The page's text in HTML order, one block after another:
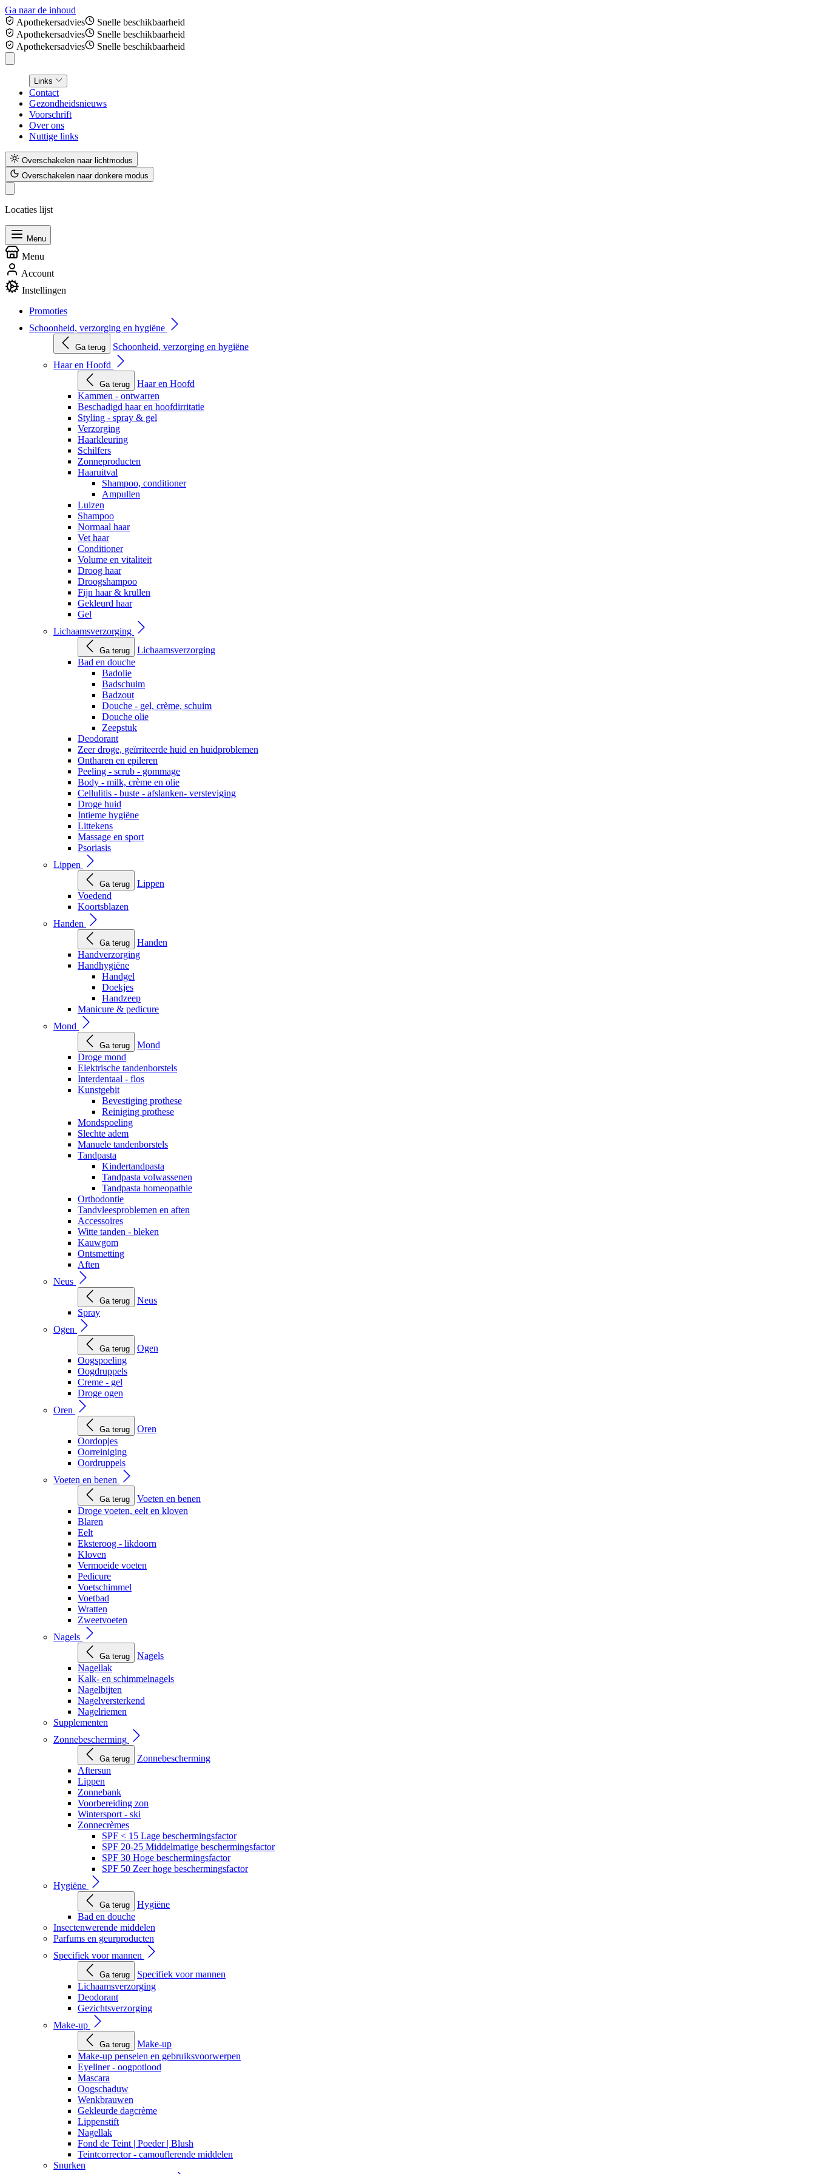
Ga naar de inhoud
Apothekersadvies
Snelle beschikbaarheid
Apothekersadvies
Snelle beschikbaarheid
Apothekersadvies
Snelle beschikbaarheid
Links
Contact
Gezondheidsnieuws
Voorschrift
Over ons
Nuttige links
Overschakelen naar lichtmodus
Overschakelen naar donkere modus
Locaties lijst
Menu
Menu
Account
Instellingen
Promoties
Schoonheid, verzorging en hygiëne
Ga terug
Schoonheid, verzorging en hygiëne
Haar en Hoofd
Ga terug
Haar en Hoofd
Kammen - ontwarren
Beschadigd haar en hoofdirritatie
Styling - spray & gel
Verzorging
Haarkleuring
Schilfers
Zonneproducten
Haaruitval
Shampoo, conditioner
Ampullen
Luizen
Shampoo
Normaal haar
Vet haar
Conditioner
Volume en vitaliteit
Droog haar
Droogshampoo
Fijn haar & krullen
Gekleurd haar
Gel
Lichaamsverzorging
Ga terug
Lichaamsverzorging
Bad en douche
Badolie
Badschuim
Badzout
Douche - gel, crème, schuim
Douche olie
Zeepstuk
Deodorant
Zeer droge, geïrriteerde huid en huidproblemen
Ontharen en epileren
Peeling - scrub - gommage
Body - milk, crème en olie
Cellulitis - buste - afslanken- versteviging
Droge huid
Intieme hygiëne
Littekens
Massage en sport
Psoriasis
Lippen
Ga terug
Lippen
Voedend
Koortsblazen
Handen
Ga terug
Handen
Handverzorging
Handhygiëne
Handgel
Doekjes
Handzeep
Manicure & pedicure
Mond
Ga terug
Mond
Droge mond
Elektrische tandenborstels
Interdentaal - flos
Kunstgebit
Bevestiging prothese
Reiniging prothese
Mondspoeling
Slechte adem
Manuele tandenborstels
Tandpasta
Kindertandpasta
Tandpasta volwassenen
Tandpasta homeopathie
Orthodontie
Tandvleesproblemen en aften
Accessoires
Witte tanden - bleken
Kauwgom
Ontsmetting
Aften
Neus
Ga terug
Neus
Spray
Ogen
Ga terug
Ogen
Oogspoeling
Oogdruppels
Creme - gel
Droge ogen
Oren
Ga terug
Oren
Oordopjes
Oorreiniging
Oordruppels
Voeten en benen
Ga terug
Voeten en benen
Droge voeten, eelt en kloven
Blaren
Eelt
Eksteroog - likdoorn
Kloven
Vermoeide voeten
Pedicure
Voetschimmel
Voetbad
Wratten
Zweetvoeten
Nagels
Ga terug
Nagels
Nagellak
Kalk- en schimmelnagels
Nagelbijten
Nagelversterkend
Nagelriemen
Supplementen
Zonnebescherming
Ga terug
Zonnebescherming
Aftersun
Lippen
Zonnebank
Voorbereiding zon
Wintersport - ski
Zonnecrèmes
SPF < 15 Lage beschermingsfactor
SPF 20-25 Middelmatige beschermingsfactor
SPF 30 Hoge beschermingsfactor
SPF 50 Zeer hoge beschermingsfactor
Hygiëne
Ga terug
Hygiëne
Bad en douche
Insectenwerende middelen
Parfums en geurproducten
Specifiek voor mannen
Ga terug
Specifiek voor mannen
Lichaamsverzorging
Deodorant
Gezichtsverzorging
Make-up
Ga terug
Make-up
Make-up penselen en gebruiksvoorwerpen
Eyeliner - oogpotlood
Mascara
Oogschaduw
Wenkbrauwen
Gekleurde dagcrème
Lippenstift
Nagellak
Fond de Teint | Poeder | Blush
Teintcorrector - camouflerende middelen
Snurken